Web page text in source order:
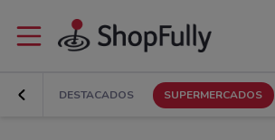
DESTACADOS SUPERMERCADOS